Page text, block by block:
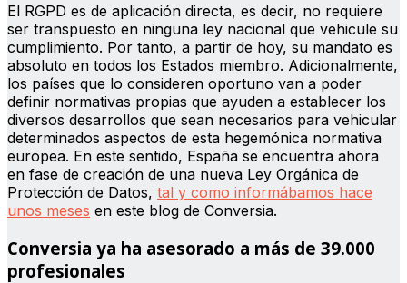
El RGPD es de aplicación directa, es decir, no requiere
ser transpuesto en ninguna ley nacional que vehicule su
cumplimiento. Por tanto, a partir de hoy, su mandato es
absoluto en todos los Estados miembro. Adicionalmente,
los países que lo consideren oportuno van a poder
definir normativas propias que ayuden a establecer los
diversos desarrollos que sean necesarios para vehicular
determinados aspectos de esta hegemónica normativa
europea. En este sentido, España se encuentra ahora
en fase de creación de una nueva Ley Orgánica de
Protección de Datos, tal y como informábamos hace
unos meses en este blog de Conversia.
Conversia ya ha asesorado a más de 39.000
profesionales